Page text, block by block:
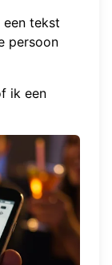
tekst
persoon
ik een